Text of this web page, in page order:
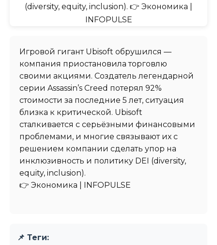
Игровой гигант Ubisoft обрушился —
компания приостановила торговлю
своими акциями. Создатель легендарной
серии Assassin’s Creed потерял 92%
стоимости за последние 5 лет, ситуация
близка к критической. Ubisoft
сталкивается с серьёзными финансовыми
проблемами, и многие связывают их с
решением компании сделать упор на
инклюзивность и политику DEI (diversity,
equity, inclusion).
👉 Экономика | INFOPULSE
📌 Теги: